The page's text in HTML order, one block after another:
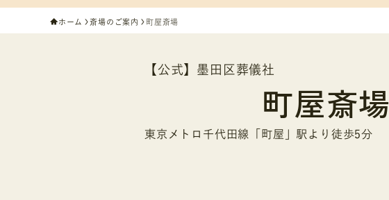
ホーム 斎場のご案内 町屋斎場
【公式】墨田区葬儀社
町屋斎場
東京メトロ千代田線「町屋」駅より徒歩5分